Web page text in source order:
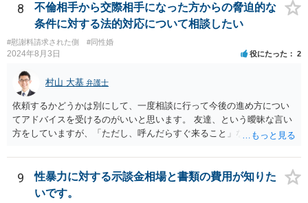
8
不倫相手から交際相手になった方からの脅迫的な
条件に対する法的対応について相談したい
#慰謝料請求された側 #同性婚
2024年8月3日 役にたった 2
村山 大基 弁護士
依頼するかどうかは別にして、一度相談に行って今後の進め方につい
てアドバイスを受けるのがいいと思います。 友達、という曖昧な言い
方をしていますが、「ただし、呼んだらすぐ来ること」などと条件を
通り関わりを断つ方向がいいと思います。
9
性暴力に対する示談金相場と書類の費用が知りた
いです。